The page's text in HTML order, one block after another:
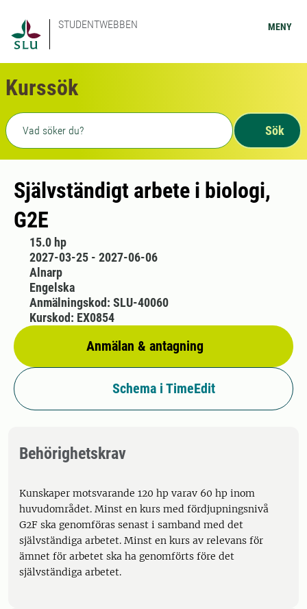
STUDENTWEBBEN MENY
Kurssök
Fritext sökning
Sök
Självständigt arbete i biologi,
G2E
15.0 hp
2027-03-25 - 2027-06-06
Alnarp
Engelska
Anmälan & antagning
Anmälningskod: SLU-40060
Kurskod: EX0854
Schema i TimeEdit
Behörighetskrav
Kunskaper motsvarande 120 hp varav 60 hp inom
huvudområdet. Minst en kurs med fördjupningsnivå
G2F ska genomföras senast i samband med det
självständiga arbetet. Minst en kurs av relevans för
ämnet för arbetet ska ha genomförts före det
självständiga arbetet.